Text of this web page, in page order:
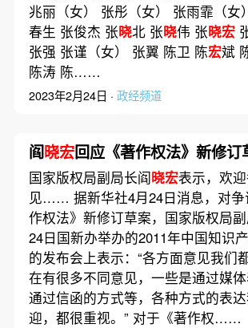
兆丽（女） 张彤（女） 张雨霏（女
春生 张俊杰 张晓北 张晓伟 张晓宏
张强 张谨（女） 张翼 陈卫 陈宏斌
陈涛 陈……
2023年2月24日 · 政经频道
阎晓宏回应《著作权法》新修订
国家版权局副局长阎晓宏表示，欢
见…… 据新华社4月24日消息，对争
作权法》新修订草案，国家版权局
24日国新办举办的2011年中国知识
的发布会上表示：“各方面意见我们
在有很多不同意见，一些是通过媒
通过信函的方式等，各种方式的表
迎，都很重视。” 对于《著作权……